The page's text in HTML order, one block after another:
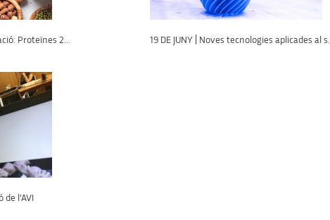
Proteïnes 2... 19 DE JUNY | Noves tecnologies aplicades al s...
de l'AVI